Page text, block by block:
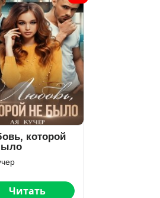
которой
Читать